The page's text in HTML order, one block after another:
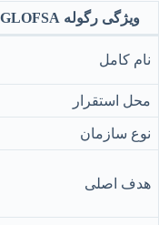
ویژگی رگوله GLOFSA
نام کامل
محل استقرار
نوع سازمان
هدف اصلی